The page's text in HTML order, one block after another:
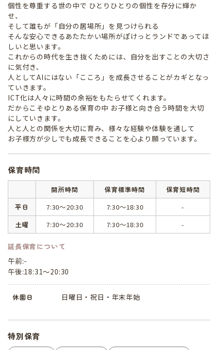
個性を尊重する世の中で ひとりひとりの個性を存分に輝か
せ、
そして誰もが「自分の居場所」を見つけられる
そんな安心できるあたたかい場所がぽけっとランドであってほ
しいと思います。
これからの時代を生き抜くためには、自分を出すことの大切さ
に気付き、
人としてAIにはない「こころ」を成長させることがカギとなっ
ていきます。
ICT化は人々に時間の余裕をもたらせてくれます。
だからこそゆとりある保育の中 お子様と向き合う時間を大切
にしていきます。
人と人との関係を大切に育み、様々な経験や体験を通して
お子様方が少しでも成長できることを心より願っています。
保育時間
開所時間 保育標準時間
保育短時間
平日
7:30～20:30 7:30～18:30
-
土曜
7:30～20:30 7:30～18:30 -
延長保育について
午前:-
午後:18:31～20:30
休園日 日曜日・祝日・年末年始
特別保育